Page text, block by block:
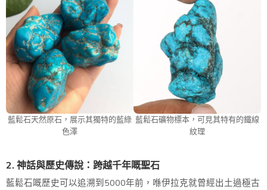
藍鬆石天然原石，展示其獨特的藍綠
色澤
藍鬆石礦物標本，可見其特有的鐵線
紋理
2. 神話與歷史傳說：跨越千年嘅聖石
藍鬆石嘅歷史可以追溯到5000年前，喺伊拉克就曾經出土過極古